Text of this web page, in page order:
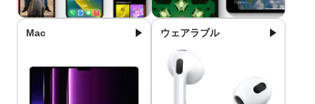
Mac ウェアラブル